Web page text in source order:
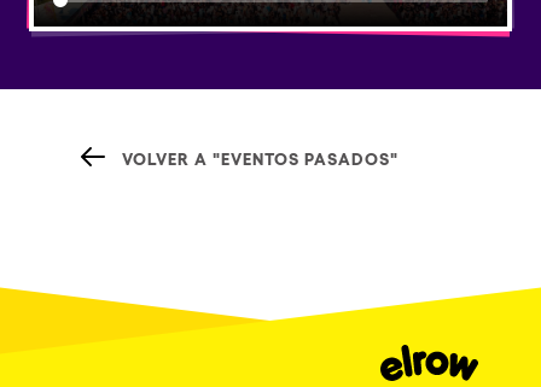
VOLVER A "EVENTOS PASADOS"